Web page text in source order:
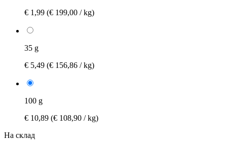
€ 1,99 (€ 199,00 / kg)
35 g
€ 5,49 (€ 156,86 / kg)
100 g
€ 10,89 (€ 108,90 / kg)
На склад